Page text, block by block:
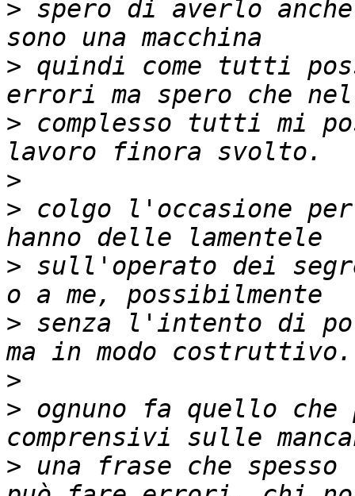
> spero di averlo
> quindi come tutti
> complesso tutti mi
>
> colgo l'occasione
> sull'operato dei
> senza l'intento di
>
> ognuno fa quello che
> una frase che